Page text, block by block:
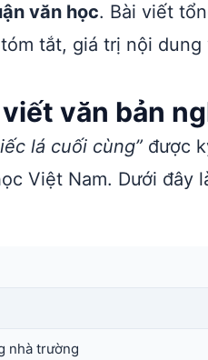
văn học. Bài viết
tắt, giá trị nội
văn bản
lá cuối cùng” được
Việt Nam. Dưới đây
nhà trường